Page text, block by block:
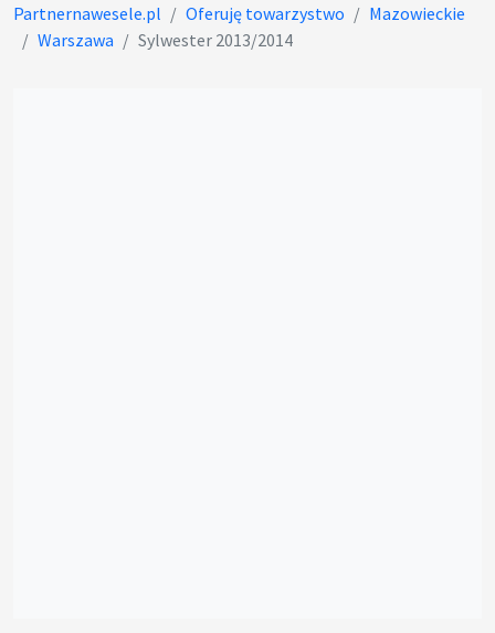
Partnernawesele.pl Oferuję towarzystwo
Mazowieckie
Warszawa
Sylwester 2013/2014